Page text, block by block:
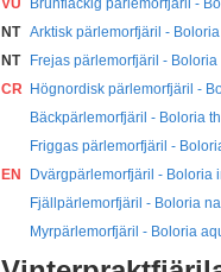
VU
Brunfläckig pärlemorfjäril -
NT
Arktisk pärlemorfjäril -
NT
Frejas pärlemorfjäril - Boloria
CR Högnordisk pärlemorfjäril -
Bäckpärlemorfjäril - Boloria
Friggas pärlemorfjäril -
EN
Dvärgpärlemorfjäril - Boloria
Fjällpärlemorfjäril - Boloria
Myrpärlemorfjäril - Boloria